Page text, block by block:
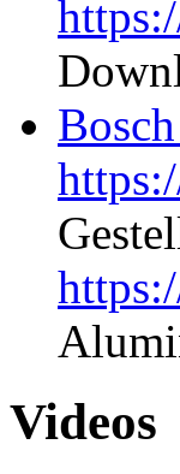
Videos